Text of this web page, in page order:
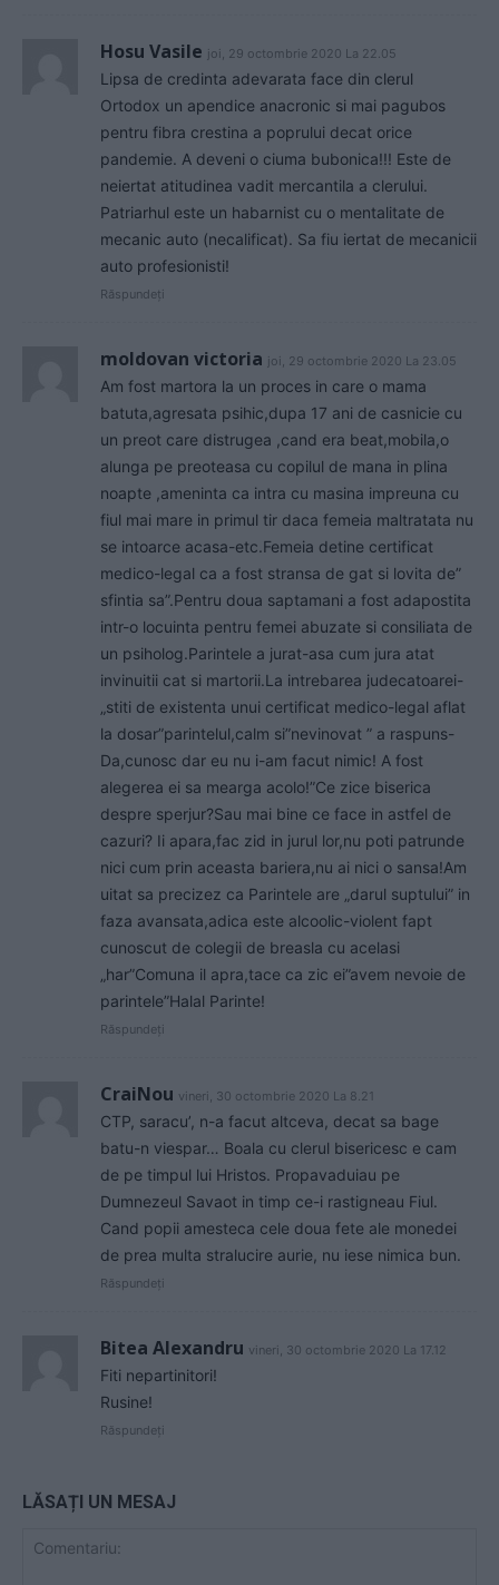
Hosu Vasile joi, 29 octombrie 2020 La 22.05
Lipsa de credinta adevarata face din clerul
Ortodox un apendice anacronic si mai pagubos
pentru fibra crestina a poprului decat orice
pandemie. A deveni o ciuma bubonica!!! Este de
neiertat atitudinea vadit mercantila a clerului.
Patriarhul este un habarnist cu o mentalitate de
mecanic auto (necalificat). Sa fiu iertat de mecanicii
auto profesionisti!
Răspundeți
moldovan victoria joi, 29 octombrie 2020 La 23.05
Am fost martora la un proces in care o mama
batuta,agresata psihic,dupa 17 ani de casnicie cu
un preot care distrugea ,cand era beat,mobila,o
alunga pe preoteasa cu copilul de mana in plina
noapte ,ameninta ca intra cu masina impreuna cu
fiul mai mare in primul tir daca femeia maltratata nu
se intoarce acasa-etc.Femeia detine certificat
medico-legal ca a fost stransa de gat si lovita de”
sfintia sa”.Pentru doua saptamani a fost adapostita
intr-o locuinta pentru femei abuzate si consiliata de
un psiholog.Parintele a jurat-asa cum jura atat
invinuitii cat si martorii.La intrebarea judecatoarei-
„stiti de existenta unui certificat medico-legal aflat
la dosar”parintelul,calm si”nevinovat ” a raspuns-
Da,cunosc dar eu nu i-am facut nimic! A fost
alegerea ei sa mearga acolo!”Ce zice biserica
despre sperjur?Sau mai bine ce face in astfel de
cazuri? Ii apara,fac zid in jurul lor,nu poti patrunde
nici cum prin aceasta bariera,nu ai nici o sansa!Am
uitat sa precizez ca Parintele are „darul suptului” in
faza avansata,adica este alcoolic-violent fapt
cunoscut de colegii de breasla cu acelasi
„har”Comuna il apra,tace ca zic ei”avem nevoie de
parintele”Halal Parinte!
Răspundeți
CraiNou vineri, 30 octombrie 2020 La 8.21
CTP, saracu’, n-a facut altceva, decat sa bage
batu-n viespar… Boala cu clerul bisericesc e cam
de pe timpul lui Hristos. Propavaduiau pe
Dumnezeul Savaot in timp ce-i rastigneau Fiul.
Cand popii amesteca cele doua fete ale monedei
de prea multa stralucire aurie, nu iese nimica bun.
Răspundeți
Bitea Alexandru vineri, 30 octombrie 2020 La 17.12
Fiti nepartinitori!
Rusine!
Răspundeți
LĂSAȚI UN MESAJ